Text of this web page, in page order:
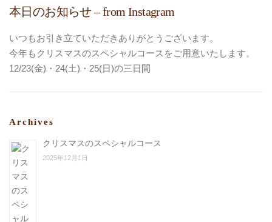
真鯛とかぶのカルパッチョ
鴨胸肉のローストとフォアグラのソテー
ブロッコリーのクリームスープ
フランスパン
サーロインのロストビーフ
エスプレッソ
¥6,800(税込¥7,480)
#クリスマススペシャルディナー
#ご予約はお早めに
本日のお知らせ – from Instagram
いつもお引き立ていただきありがとうございます。
今年もクリスマスのスペシャルコースをご用意いたします。
12/23(金)・24(土)・25(日)の三日間
皆様のご予約・ご来店をスタッフ一同心よりお待ちしており
ます。
食前酒 梅酒
ごぼうとにんじんのムース
デュクセル入りサーモンロール
10品目サラダ
Archives
クリスマスのスペシャルコース
2025年12月1日